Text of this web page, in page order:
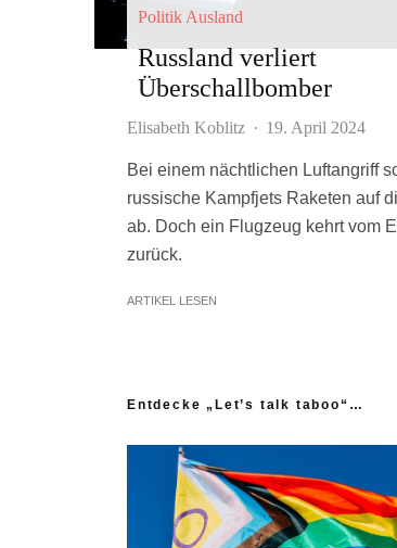
Politik Ausland
Russland verliert
Überschallbomber
Elisabeth Koblitz · 19. April 2024
Bei einem nächtlichen Luftangriff
russische Kampfjets Raketen auf
ab. Doch ein Flugzeug kehrt vom
zurück.
ARTIKEL LESEN
Entdecke „Let’s talk taboo“…